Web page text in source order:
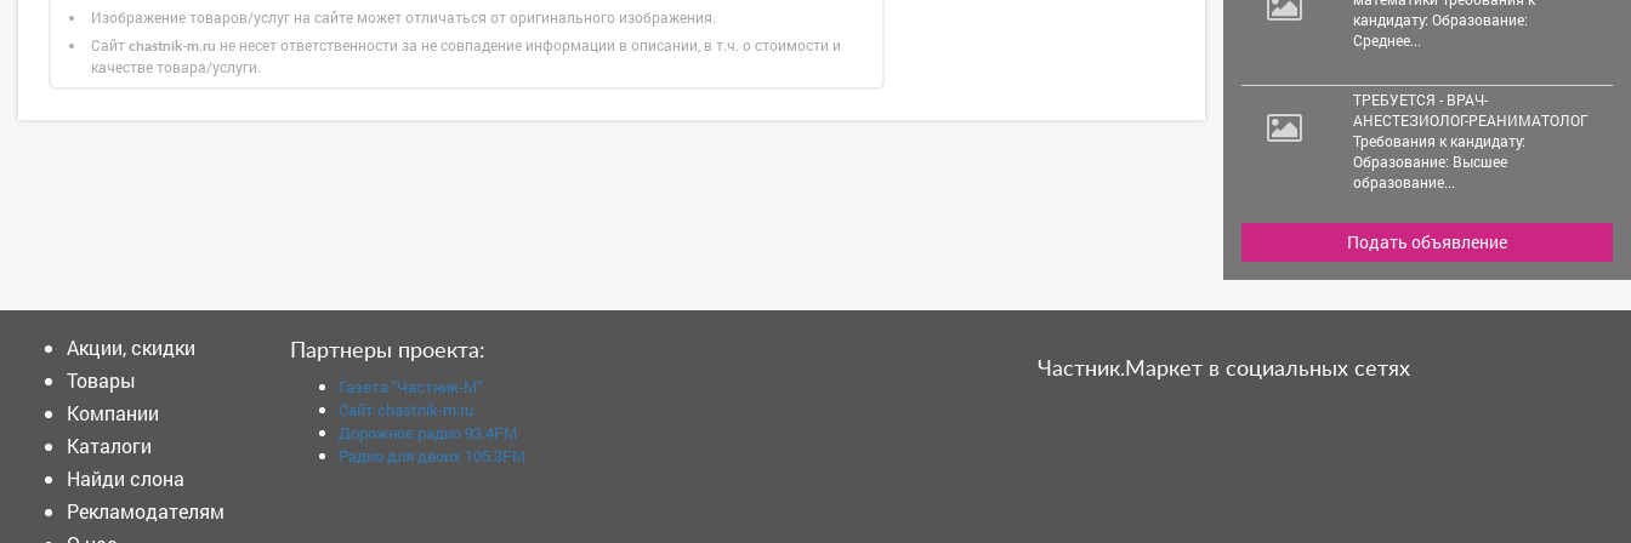
Изображение товаров/услуг на сайте может отличаться от оригинального изображения.
Сайт chastnik-m.ru не несет ответственности за не совпадение информации в описании, в т.ч. о стоимости и
качестве товара/услуги.
кандидату: Образование:
Среднее...
ТРЕБУЕТСЯ - ВРАЧ-
АНЕСТЕЗИОЛОГ-РЕАНИМАТОЛОГ
Требования к кандидату:
Образование: Высшее
образование...
Подать объявление
Акции, скидки
Товары
Компании
Каталоги
Найди слона
Рекламодателям
Партнеры проекта:
Газета "Частник-М"
Сайт chastnik-m.ru
Дорожное радио 93.4FM
Радио для двоих 105.3FM
Частник.Маркет в социальных сетях